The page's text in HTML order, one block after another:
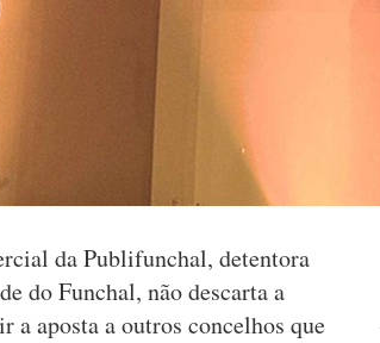
da Publifunchal, detentora
do Funchal, não descarta a
a aposta a outros concelhos que